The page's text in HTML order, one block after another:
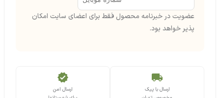
عضویت در خبرنامه محصول فقط برای اعضای سایت امکان
پذیر خواهد بود.
local_shipping
ارسال با پیک
verified
ارسال امن